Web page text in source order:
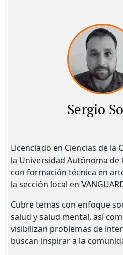
Sergio
Licenciado en Ciencias de la
la Universidad Autónoma de
con formación técnica en
la sección local en
Cubre temas con enfoque
salud y salud mental, así
visibilizan problemas de
buscan inspirar a la